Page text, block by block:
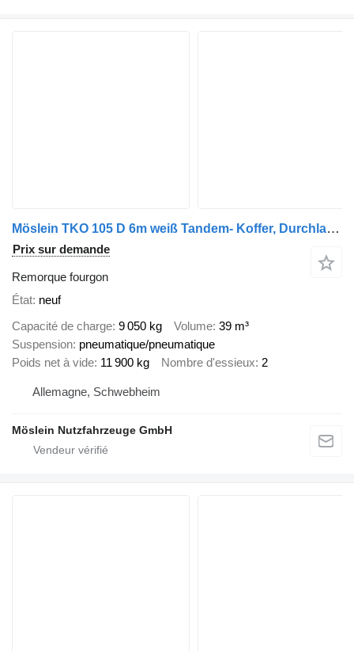
Möslein TKO 105 D 6m weiß Tandem- Koffer, Durchladbar, -- Neufahrzeug
Prix sur demande
Remorque fourgon
État neuf
Capacité de charge 9 050 kg Volume 39 m³
Suspension pneumatique/pneumatique
Poids net à vide 11 900 kg Nombre d'essieux 2
Allemagne, Schwebheim
Möslein Nutzfahrzeuge GmbH